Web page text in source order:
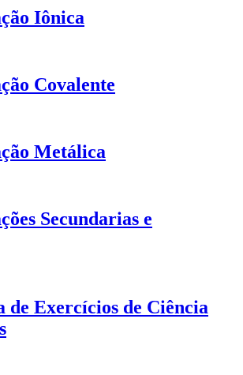
Iônica
Covalente
Metálica
Secundarias e
de Exercícios de Ciência